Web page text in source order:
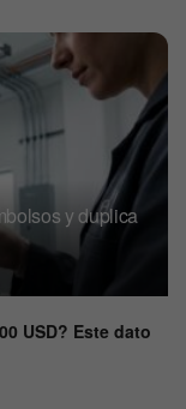
y duplica
USD? Este dato